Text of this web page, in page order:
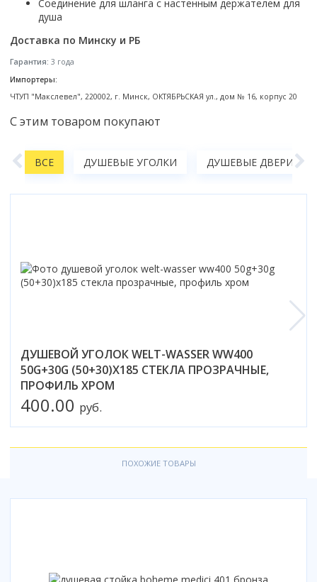
Смотреть все
Способ открывания
С раздвижной дверью
С распашной дверью
Со складной дверью
Высокие
Низкие
200 см
Комплектующие
Сифоны
Смотреть все
Соединение для шланга с настенным держателем для
душа
Доставка по Минску и РБ
Гарантия: 3 года
Импортеры:
ЧТУП "Макслевел", 220002, г. Минск, ОКТЯБРЬСКАЯ ул., дом № 16, корпус 20
С этим товаром покупают
ВСЕ ДУШЕВЫЕ УГОЛКИ ДУШЕВЫЕ ДВЕРИ И
ДУШЕВОЙ УГОЛОК WELT-WASSER WW400
50G+30G (50+30)X185 СТЕКЛА ПРОЗРАЧНЫЕ,
ПРОФИЛЬ ХРОМ
400.00 руб.
ПОХОЖИЕ ТОВАРЫ